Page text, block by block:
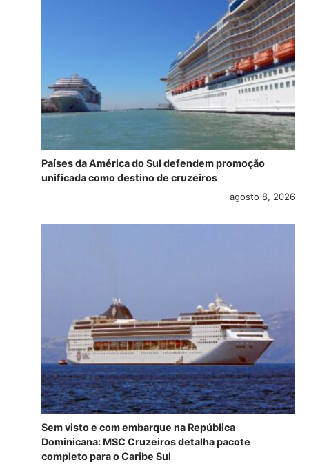
Países da América do Sul defendem promoção
unificada como destino de cruzeiros
agosto 8, 2026
Sem visto e com embarque na República
Dominicana: MSC Cruzeiros detalha pacote
completo para o Caribe Sul